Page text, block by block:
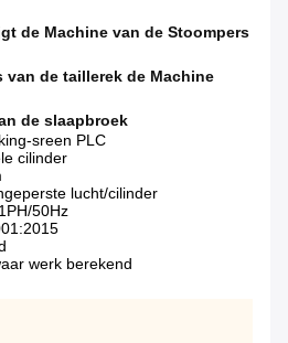
de Machine van de Stoompers
van de taillerek de Machine
de slaapbroek
sreen PLC
cilinder
lucht/cilinder
50Hz
werk berekend